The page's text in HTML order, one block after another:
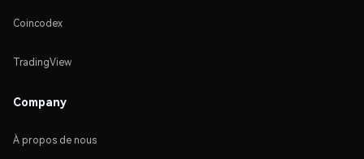
Coincodex
TradingView
Company
À propos de nous